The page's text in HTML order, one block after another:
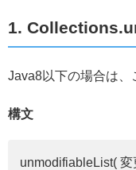
1.
Java8以下の場合は、
構文
unmodifiableList(